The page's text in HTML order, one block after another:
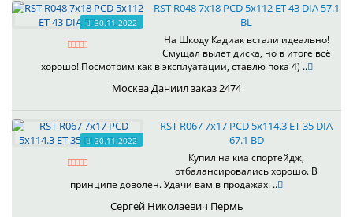
30.11.2022
RST R048 7x18 PCD 5x112 ET 43 DIA 57.1
BL
На Шкоду Кадиак встали идеально!
Смущал вылет диска, но в итоге всё
хорошо! Посмотрим как в эксплуатации, ставлю пока 4) ..
Москва Даниил заказ 2474
30.11.2022
RST R067 7x17 PCD 5x114.3 ET 35 DIA
67.1 BD
Купил на киа спортейдж,
отбалансировались хорошо. В
принципе доволен. Удачи вам в продажах. ..
Сергей Николаевич Пермь